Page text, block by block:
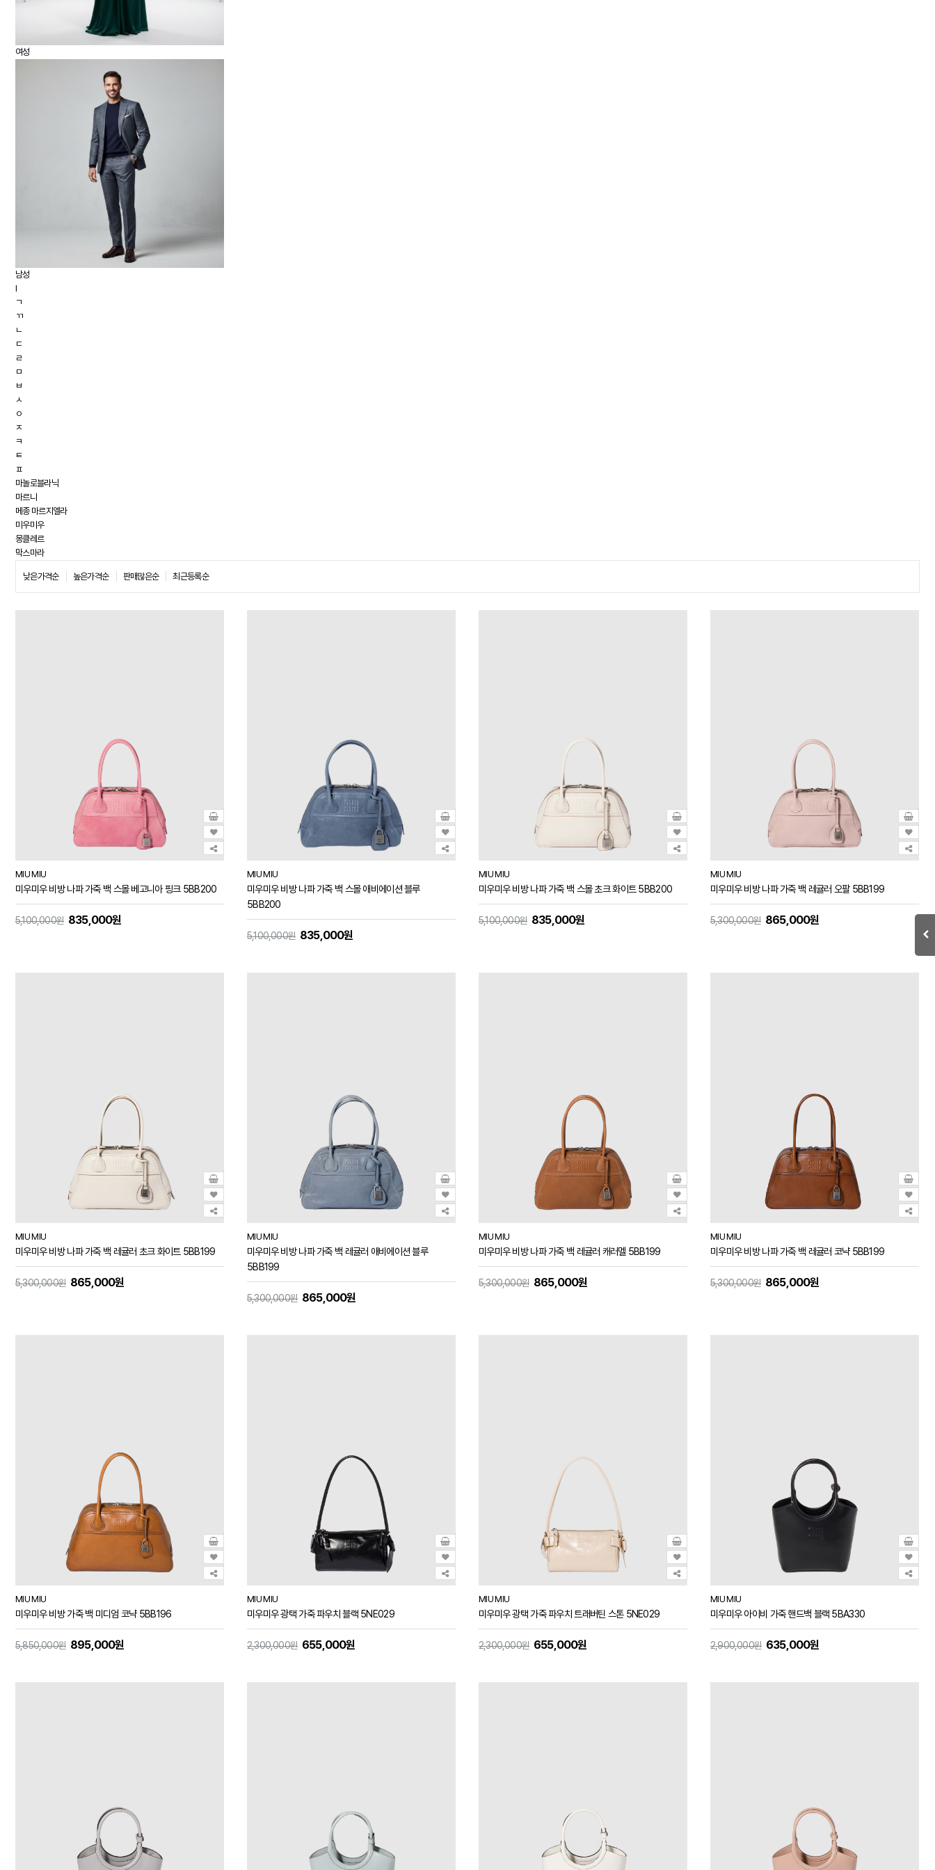
여성
남성
I
ㄱ
ㄲ
ㄴ
ㄷ
ㄹ
ㅁ
ㅂ
ㅅ
ㅇ
ㅈ
ㅋ
ㅌ
ㅍ
마놀로블라닉
마르니
메종 마르지엘라
미우미우
몽클레르
막스마라
낮은가격순 높은가격순 판매많은순 최근등록순
MIU MIU
미우미우 비방 나파 가죽 백 스몰 베고니아 핑크 5BB200
5,100,000원 835,000원
MIU MIU
미우미우 비방 나파 가죽 백 스몰 애비에이션 블루
5BB200
5,100,000원 835,000원
MIU MIU
미우미우 비방 나파 가죽 백 스몰 초크 화이트 5BB200
5,100,000원 835,000원
MIU MIU
미우미우 비방 나파 가죽 백 레귤러 오팔 5BB199
5,300,000원 865,000원
MIU MIU
미우미우 비방 나파 가죽 백 레귤러 초크 화이트 5BB199
5,300,000원 865,000원
MIU MIU
미우미우 비방 나파 가죽 백 레귤러 애비에이션 블루
5BB199
5,300,000원 865,000원
MIU MIU
미우미우 비방 나파 가죽 백 레귤러 캐러멜 5BB199
5,300,000원 865,000원
MIU MIU
미우미우 비방 나파 가죽 백 레귤러 코냑 5BB199
5,300,000원 865,000원
MIU MIU
미우미우 비방 가죽 백 미디엄 코냑 5BB196
5,850,000원 895,000원
MIU MIU
미우미우 광택 가죽 파우치 블랙 5NE029
2,300,000원 655,000원
MIU MIU
미우미우 광택 가죽 파우치 트래버틴 스톤 5NE029
2,300,000원 655,000원
MIU MIU
미우미우 아이비 가죽 핸드백 블랙 5BA330
2,900,000원 635,000원